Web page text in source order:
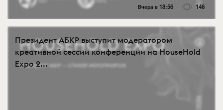
Вчера в 18:56 146
Президент АБКР выступит модератором
креативной сессии конференции на HouseHold
Expo 2...